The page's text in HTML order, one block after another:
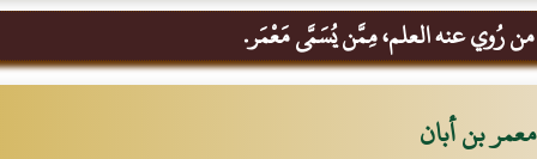
رُوي عنه العلم، مِمَّن يُسَمَّى مَعْمَر.
معمر بن أبان